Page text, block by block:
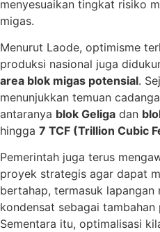
menyesuaikan tingkat risiko
migas.
Menurut Laode, optimisme
produksi nasional juga
area blok migas potensial.
menunjukkan temuan
antaranya blok Geliga dan
hingga 7 TCF (Trillion Cubic
Pemerintah juga terus
proyek strategis agar dapat
bertahap, termasuk lapangan
kondensat sebagai
Sementara itu, optimalisasi